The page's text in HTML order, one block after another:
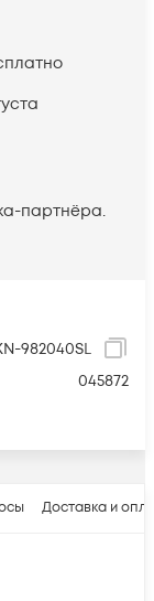
982040SL
045872
партнёра.
Доставка и